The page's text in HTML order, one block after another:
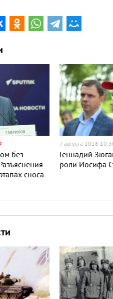
без
сноса
7 августа 2026
Геннадий
роли Иосифа